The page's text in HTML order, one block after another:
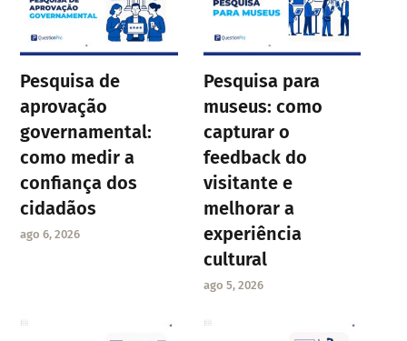
Pesquisa de
aprovação
governamental:
como medir a
confiança dos
cidadãos
ago 6, 2026
Pesquisa para
museus: como
capturar o
feedback do
visitante e
melhorar a
experiência
cultural
ago 5, 2026